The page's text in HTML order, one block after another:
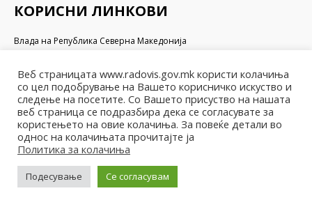
КОРИСНИ ЛИНКОВИ
Влада на Република Северна Македонија
Министерство за финансии
Министерство за транспорт и врски
Министерство за локална самоуправа
Министерство за информатичко општество и администрација
Министерство за образование и наука
© Општина Радовиш - 2022. Сите права се задржани
Веб страницата www.radovis.gov.mk користи колачиња
со цел подобрување на Вашето корисничко искуство и
следење на посетите. Со Вашето присуство на нашата
веб страница се подразбира дека се согласувате за
користењето на овие колачиња. За повеќе детали во
однос на колачињата прочитајте ја
Политика за колачиња
Подесување Се согласувам